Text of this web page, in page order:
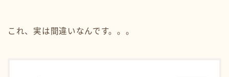
これ、実は間違いなんです。。。